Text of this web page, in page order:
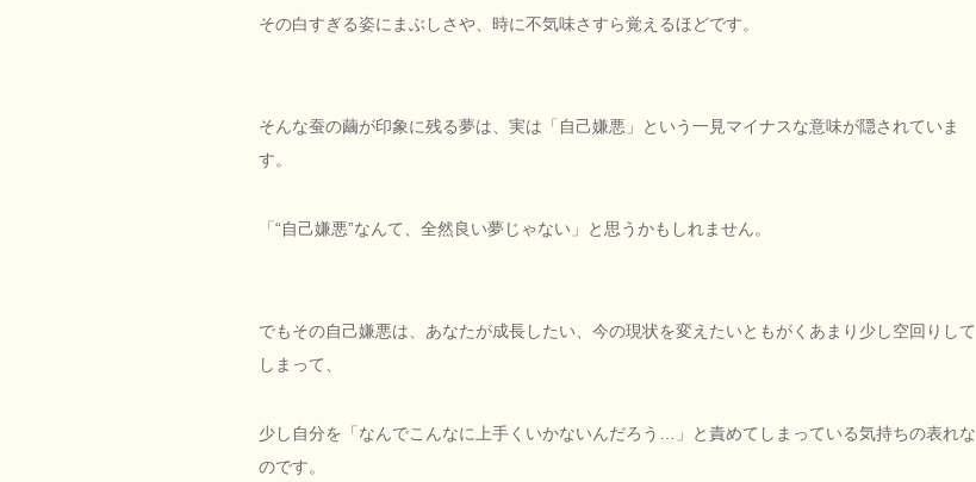
その白すぎる姿にまぶしさや、時に不気味さすら覚えるほどです。
そんな蚕の繭が印象に残る夢は、実は「自己嫌悪」という一見マイナスな意味が隠されていま
す。
「“自己嫌悪”なんて、全然良い夢じゃない」と思うかもしれません。
でもその自己嫌悪は、あなたが成長したい、今の現状を変えたいともがくあまり少し空回りして
しまって、
少し自分を「なんでこんなに上手くいかないんだろう…」と責めてしまっている気持ちの表れな
のです。